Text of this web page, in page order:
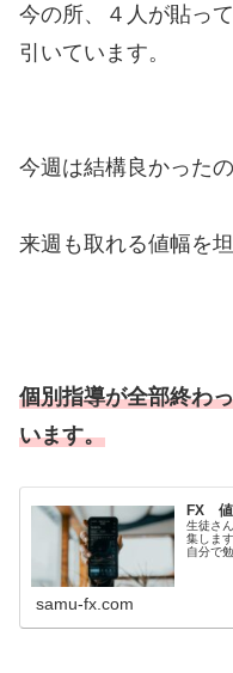
今の所、４人が貼っ
引いています。
今週は結構良かったの
来週も取れる値幅を
個別指導が全部終わ
います。
FX 値
生徒さ
集しま
自分で
samu-fx.com